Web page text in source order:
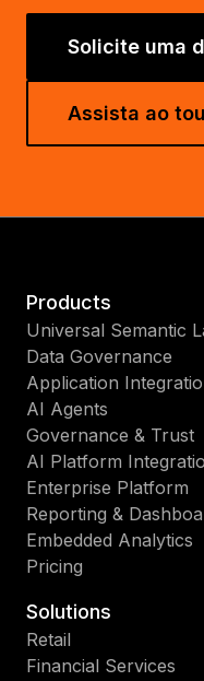
Solicite uma
Assista ao
Products
Universal Semantic
Data Governance
Application
AI Agents
Governance & Trust
AI Platform
Enterprise Platform
Reporting &
Embedded Analytics
Pricing
Solutions
Retail
Financial Services